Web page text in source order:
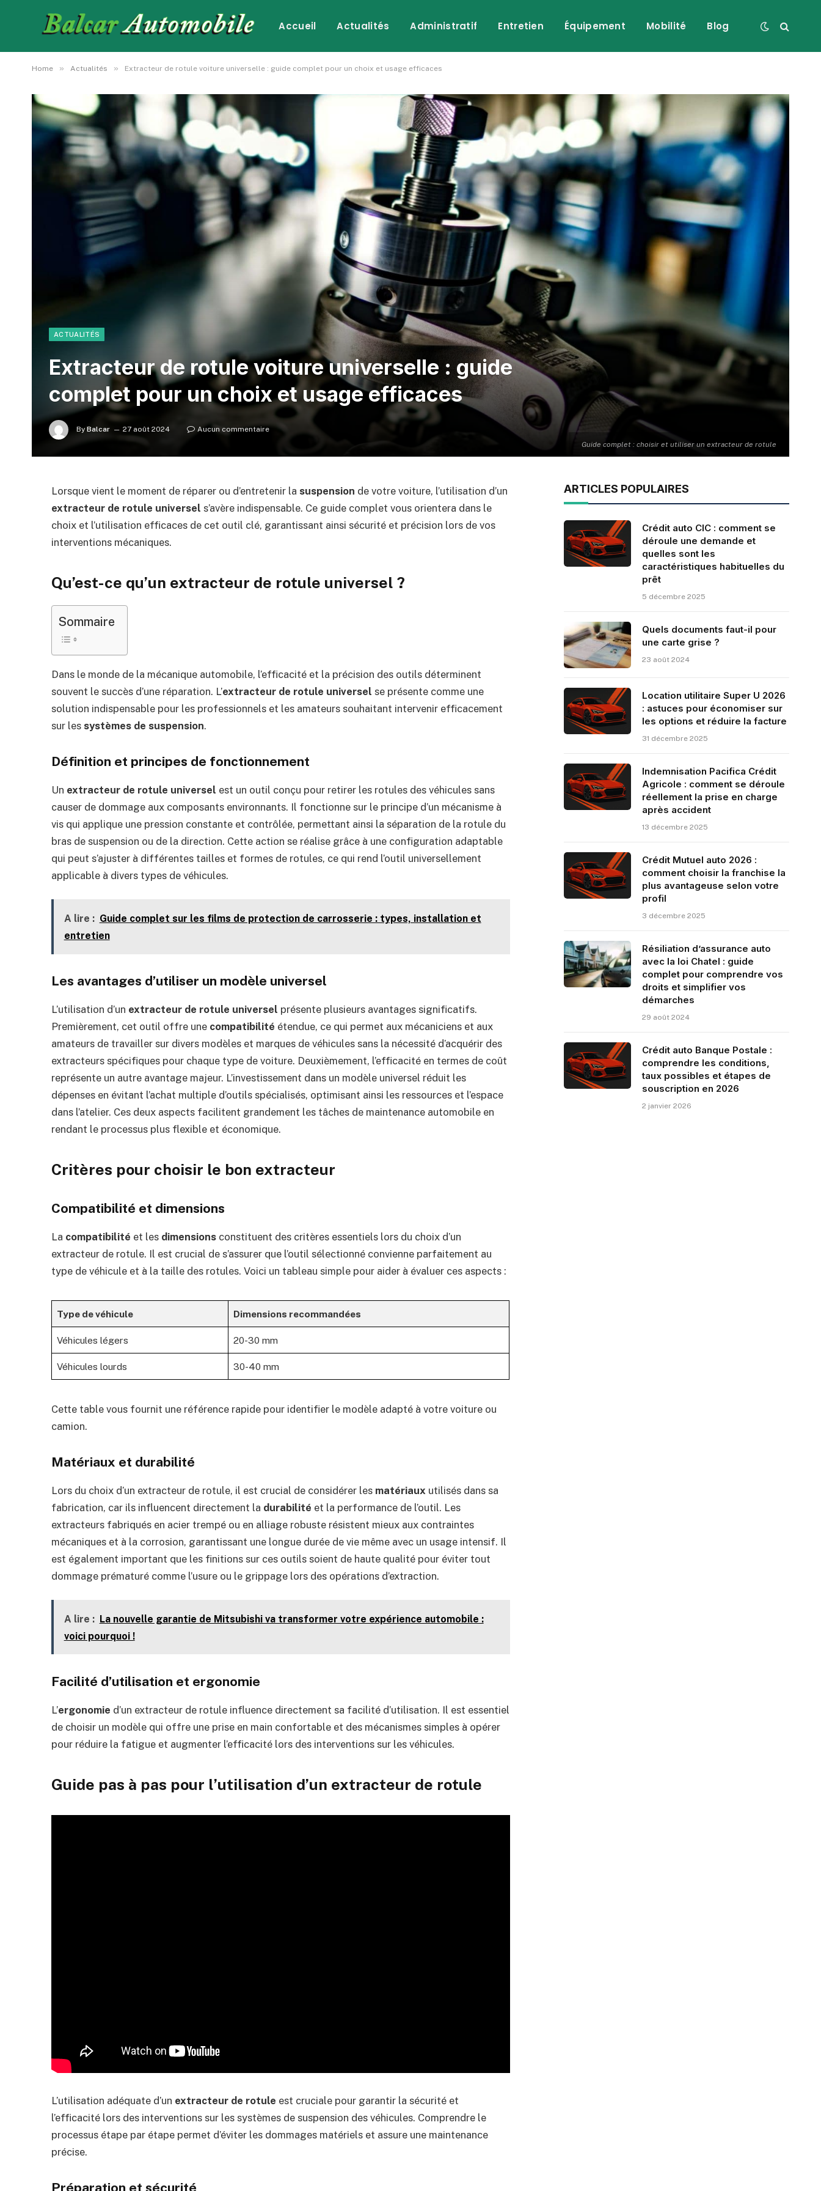
Accueil Actualités Administratif Entretien Équipement Mobilité Blog
Home » Actualités » Extracteur de rotule voiture universelle : guide complet pour un choix et usage efficaces
Guide complet : choisir et utiliser un extracteur de rotule
ACTUALITÉS
Extracteur de rotule voiture universelle : guide
complet pour un choix et usage efficaces
By Balcar 27 août 2024 Aucun commentaire
Lorsque vient le moment de réparer ou d’entretenir lasuspension de votre voiture, l’utilisation d’un
extracteur de rotule universel s’avère indispensable. Ce guide complet vous orientera dans le
choix et l’utilisation efficaces de cet outil clé, garantissant ainsi sécurité et précision lors de vos
interventions mécaniques.
Qu’est-ce qu’un extracteur de rotule universel ?
Sommaire
Dans le monde de la mécanique automobile, l’efficacité et la précision des outils déterminent
souvent le succès d’une réparation. L’extracteur de rotule universel se présente comme une
solution indispensable pour les professionnels et les amateurs souhaitant intervenir efficacement
sur lessystèmes de suspension.
Définition et principes de fonctionnement
Un extracteur de rotule universel est un outil conçu pour retirer les rotules des véhicules sans
causer de dommage aux composants environnants. Il fonctionne sur le principe d’un mécanisme à
vis qui applique une pression constante et contrôlée, permettant ainsi la séparation de la rotule du
bras de suspension ou de la direction. Cette action se réalise grâce à une configuration adaptable
qui peut s’ajuster à différentes tailles et formes de rotules, ce qui rend l’outil universellement
applicable à divers types de véhicules.
A lire : Guide complet sur les films de protection de carrosserie : types, installation et
entretien
Les avantages d’utiliser un modèle universel
L’utilisation d’un extracteur de rotule universel présente plusieurs avantages significatifs.
Premièrement, cet outil offre une compatibilité étendue, ce qui permet aux mécaniciens et aux
amateurs de travailler sur divers modèles et marques de véhicules sans la nécessité d’acquérir des
extracteurs spécifiques pour chaque type de voiture. Deuxièmement, l’efficacité en termes de coût
représente un autre avantage majeur. L’investissement dans un modèle universel réduit les
dépenses en évitant l’achat multiple d’outils spécialisés, optimisant ainsi les ressources et l’espace
dans l’atelier. Ces deux aspects facilitent grandement les tâches de maintenance automobile en
rendant le processus plus flexible et économique.
Critères pour choisir le bon extracteur
Compatibilité et dimensions
La compatibilité et les dimensions constituent des critères essentiels lors du choix d’un
extracteur de rotule. Il est crucial de s’assurer que l’outil sélectionné convienne parfaitement au
type de véhicule et à la taille des rotules. Voici un tableau simple pour aider à évaluer ces aspects :
Type de véhicule Dimensions recommandées
Véhicules légers 20-30 mm
Véhicules lourds 30-40 mm
Cette table vous fournit une référence rapide pour identifier le modèle adapté à votre voiture ou
camion.
Matériaux et durabilité
Lors du choix d’un extracteur de rotule, il est crucial de considérer les matériaux utilisés dans sa
fabrication, car ils influencent directement la durabilité et la performance de l’outil. Les
extracteurs fabriqués en acier trempé ou en alliage robuste résistent mieux aux contraintes
mécaniques et à la corrosion, garantissant une longue durée de vie même avec un usage intensif. Il
est également important que les finitions sur ces outils soient de haute qualité pour éviter tout
dommage prématuré comme l’usure ou le grippage lors des opérations d’extraction.
A lire : La nouvelle garantie de Mitsubishi va transformer votre expérience automobile :
voici pourquoi !
Facilité d’utilisation et ergonomie
L’ergonomie d’un extracteur de rotule influence directement sa facilité d’utilisation. Il est essentiel
de choisir un modèle qui offre une prise en main confortable et des mécanismes simples à opérer
pour réduire la fatigue et augmenter l’efficacité lors des interventions sur les véhicules.
Guide pas à pas pour l’utilisation d’un extracteur de rotule
L’utilisation adéquate d’un extracteur de rotule est cruciale pour garantir la sécurité et
l’efficacité lors des interventions sur les systèmes de suspension des véhicules. Comprendre le
processus étape par étape permet d’éviter les dommages matériels et assure une maintenance
précise.
Préparation et sécurité
ARTICLES POPULAIRES
Crédit auto CIC : comment se
déroule une demande et
quelles sont les
caractéristiques habituelles du
prêt
5 décembre 2025
Quels documents faut-il pour
une carte grise ?
23 août 2024
Location utilitaire Super U 2026
: astuces pour économiser sur
les options et réduire la facture
31 décembre 2025
Indemnisation Pacifica Crédit
Agricole : comment se déroule
réellement la prise en charge
après accident
13 décembre 2025
Crédit Mutuel auto 2026 :
comment choisir la franchise la
plus avantageuse selon votre
profil
3 décembre 2025
Résiliation d’assurance auto
avec la loi Chatel : guide
complet pour comprendre vos
droits et simplifier vos
démarches
29 août 2024
Crédit auto Banque Postale :
comprendre les conditions,
taux possibles et étapes de
souscription en 2026
2 janvier 2026